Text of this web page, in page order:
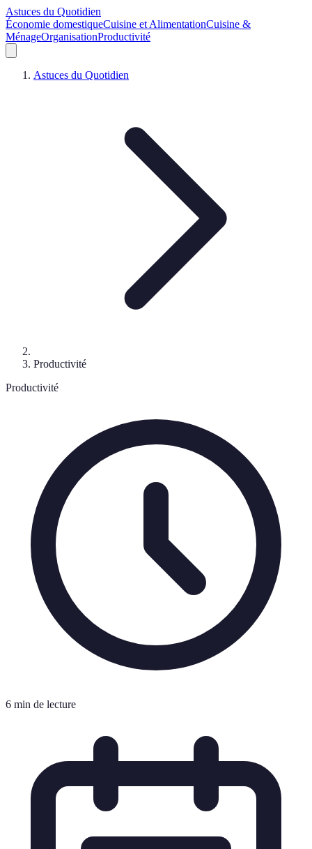
Astuces du Quotidien
Économie domestiqueCuisine et AlimentationCuisine &
MénageOrganisationProductivité
Astuces du Quotidien
Productivité
Productivité
6 min de lecture